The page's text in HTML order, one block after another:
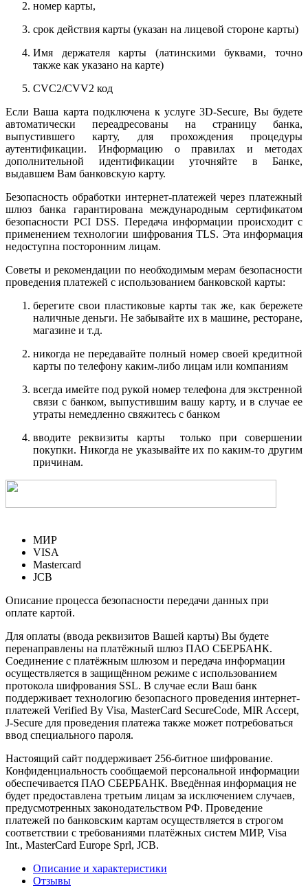
номер карты,
срок действия карты (указан на лицевой стороне карты)
Имя держателя карты (латинскими буквами, точно
также как указано на карте)
CVC2/CVV2 код
Если Ваша карта подключена к услуге 3D-Secure, Вы будете
автоматически переадресованы на страницу банка,
выпустившего карту, для прохождения процедуры
аутентификации. Информацию о правилах и методах
дополнительной идентификации уточняйте в Банке,
выдавшем Вам банковскую карту.
Безопасность обработки интернет-платежей через платежный
шлюз банка гарантирована международным сертификатом
безопасности PCI DSS. Передача информации происходит с
применением технологии шифрования TLS. Эта информация
недоступна посторонним лицам.
Советы и рекомендации по необходимым мерам безопасности
проведения платежей с использованием банковской карты:
берегите свои пластиковые карты так же, как бережете
наличные деньги. Не забывайте их в машине, ресторане,
магазине и т.д.
никогда не передавайте полный номер своей кредитной
карты по телефону каким-либо лицам или компаниям
всегда имейте под рукой номер телефона для экстренной
связи с банком, выпустившим вашу карту, и в случае ее
утраты немедленно свяжитесь с банком
вводите реквизиты карты только при совершении
покупки. Никогда не указывайте их по каким-то другим
причинам.
МИР
VISA
Mastercard
JCB
Описание процесса безопасности передачи данных при
оплате картой.
Для оплаты (ввода реквизитов Вашей карты) Вы будете
перенаправлены на платёжный шлюз ПАО СБЕРБАНК.
Соединение с платёжным шлюзом и передача информации
осуществляется в защищённом режиме с использованием
протокола шифрования SSL. В случае если Ваш банк
поддерживает технологию безопасного проведения интернет-
платежей Verified By Visa, MasterCard SecureCode, MIR Accept,
J-Secure для проведения платежа также может потребоваться
ввод специального пароля.
Настоящий сайт поддерживает 256-битное шифрование.
Конфиденциальность сообщаемой персональной информации
обеспечивается ПАО СБЕРБАНК. Введённая информация не
будет предоставлена третьим лицам за исключением случаев,
предусмотренных законодательством РФ. Проведение
платежей по банковским картам осуществляется в строгом
соответствии с требованиями платёжных систем МИР, Visa
Int., MasterCard Europe Sprl, JCB.
Описание и характеристики
Отзывы